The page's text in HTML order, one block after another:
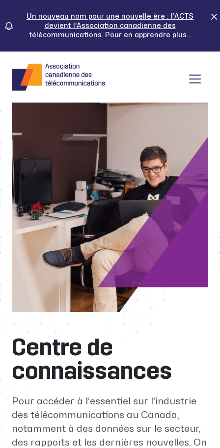
content
Un nouveau nom pour une nouvelle ère : l’ACTS
devient l’Association canadienne des
télécommunications. Pour en apprendre plus...
Centre de
connaissances
Pour accéder à l’essentiel sur l’industrie
des télécommunications au Canada,
notamment à des données sur le secteur,
des rapports et les dernières nouvelles. On